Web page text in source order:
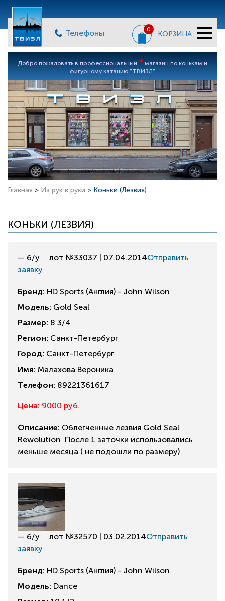
Телефоны 0
КОРЗИНА
Добро пожаловать в профессиональный * магазин по конькам и
фигурному катанию "ТВИЗЛ"
Главная > Из рук в руки > Коньки (Лезвия)
КОНЬКИ (ЛЕЗВИЯ)
— б/у лот №33037 | 07.04.2014Отправить
заявку
Бренд: HD Sports (Англия) - John Wilson
Модель: Gold Seal
Размер: 8 3/4
Регион: Санкт-Петербург
Город: Санкт-Петербург
Имя: Малахова Вероника
Телефон: 89221361617
Цена: 9000 руб.
Описание: Облегченные лезвия Gold Seal
Rewolution После 1 заточки использовались
меньше месяца ( не подошли по размеру)
— б/у лот №32570 | 03.02.2014Отправить
заявку
Бренд: HD Sports (Англия) - John Wilson
Модель: Dance